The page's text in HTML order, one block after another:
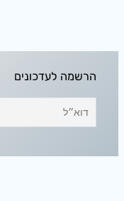
הרשמה לעדכונים